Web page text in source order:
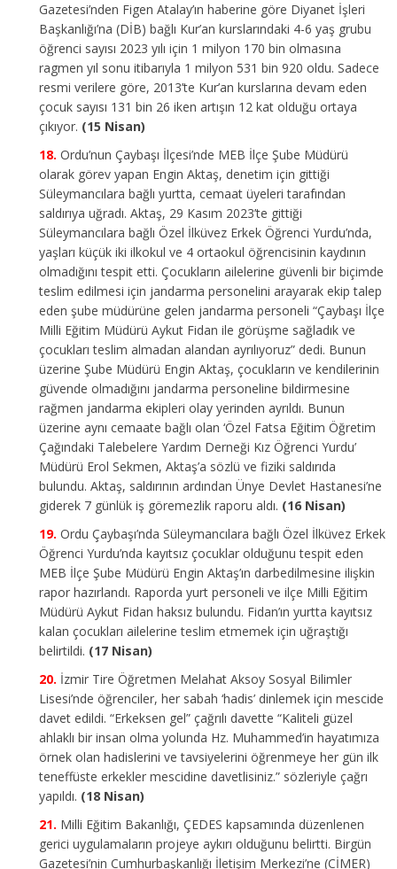
Gazetesi’nden Figen Atalay’ın haberine göre Diyanet İşleri
Başkanlığı’na (DİB) bağlı Kur’an kurslarındaki 4-6 yaş grubu
öğrenci sayısı 2023 yılı için 1 milyon 170 bin olmasına
ragmen yıl sonu itibarıyla 1 milyon 531 bin 920 oldu. Sadece
resmi verilere göre, 2013’te Kur’an kurslarına devam eden
çocuk sayısı 131 bin 26 iken artışın 12 kat olduğu ortaya
çıkıyor. (15 Nisan)
Ordu’nun Çaybaşı İlçesi’nde MEB İlçe Şube Müdürü
olarak görev yapan Engin Aktaş, denetim için gittiği
Süleymancılara bağlı yurtta, cemaat üyeleri tarafından
saldırıya uğradı. Aktaş, 29 Kasım 2023’te gittiği
Süleymancılara bağlı Özel İlküvez Erkek Öğrenci Yurdu’nda,
yaşları küçük iki ilkokul ve 4 ortaokul öğrencisinin kaydının
olmadığını tespit etti. Çocukların ailelerine güvenli bir biçimde
teslim edilmesi için jandarma personelini arayarak ekip talep
eden şube müdürüne gelen jandarma personeli “Çaybaşı İlçe
Milli Eğitim Müdürü Aykut Fidan ile görüşme sağladık ve
çocukları teslim almadan alandan ayrılıyoruz” dedi. Bunun
üzerine Şube Müdürü Engin Aktaş, çocukların ve kendilerinin
güvende olmadığını jandarma personeline bildirmesine
rağmen jandarma ekipleri olay yerinden ayrıldı. Bunun
üzerine aynı cemaate bağlı olan ‘Özel Fatsa Eğitim Öğretim
Çağındaki Talebelere Yardım Derneği Kız Öğrenci Yurdu’
Müdürü Erol Sekmen, Aktaş’a sözlü ve fiziki saldırıda
bulundu. Aktaş, saldırının ardından Ünye Devlet Hastanesi’ne
giderek 7 günlük iş göremezlik raporu aldı. (16 Nisan)
Ordu Çaybaşı’nda Süleymancılara bağlı Özel İlküvez Erkek
Öğrenci Yurdu’nda kayıtsız çocuklar olduğunu tespit eden
MEB İlçe Şube Müdürü Engin Aktaş’ın darbedilmesine ilişkin
rapor hazırlandı. Raporda yurt personeli ve ilçe Milli Eğitim
Müdürü Aykut Fidan haksız bulundu. Fidan’ın yurtta kayıtsız
kalan çocukları ailelerine teslim etmemek için uğraştığı
belirtildi. (17 Nisan)
İzmir Tire Öğretmen Melahat Aksoy Sosyal Bilimler
Lisesi’nde öğrenciler, her sabah ‘hadis’ dinlemek için mescide
davet edildi. “Erkeksen gel” çağrılı davette “Kaliteli güzel
ahlaklı bir insan olma yolunda Hz. Muhammed’in hayatımıza
örnek olan hadislerini ve tavsiyelerini öğrenmeye her gün ilk
teneffüste erkekler mescidine davetlisiniz.” sözleriyle çağrı
yapıldı. (18 Nisan)
Milli Eğitim Bakanlığı, ÇEDES kapsamında düzenlenen
gerici uygulamaların projeye aykırı olduğunu belirtti. Birgün
Gazetesi’nin Cumhurbaşkanlığı İletişim Merkezi’ne (CİMER)